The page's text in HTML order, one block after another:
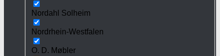
Nordahl Solheim
Nordrhein-Westfalen
O. D. Møbler